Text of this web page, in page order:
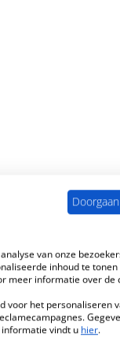
van onze
inhoud te
meer informatie over de
voor het personaliseren
informatie vindt u hier.